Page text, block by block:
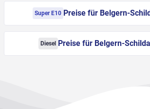
Super E10 Preise für Belgern-
Diesel Preise für Belgern-